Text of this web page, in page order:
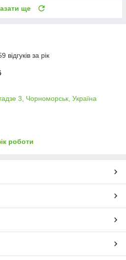
ще
за рік
3, Чорноморськ, Україна
роботи